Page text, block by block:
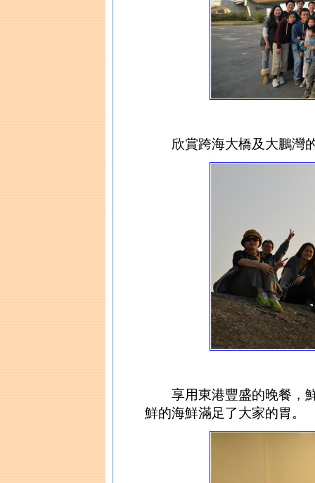
欣賞跨海大橋及大鵬灣的
享用東港豐盛的晚餐，鮮
鮮的海鮮滿足了大家的胃。